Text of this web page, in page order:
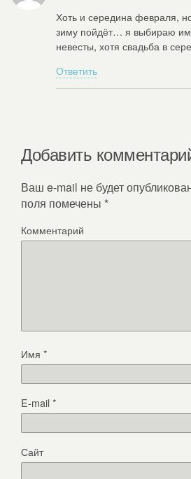
Хоть и середина февраля,
зиму пойдёт… я выбираю
невесты, хотя свадьба в
Ответить
Добавить
Ваш e-mail не будет
поля помечены *
Комментарий
Имя *
E-mail*
Сайт